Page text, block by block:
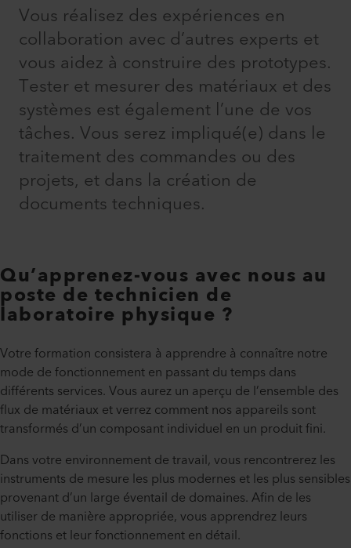
Vous réalisez des expériences en
collaboration avec d’autres experts et
vous aidez à construire des prototypes.
Tester et mesurer des matériaux et des
systèmes est également l’une de vos
tâches. Vous serez impliqué(e) dans le
traitement des commandes ou des
projets, et dans la création de
documents techniques.
Qu’apprenez-vous avec nous au
poste de technicien de
laboratoire physique ?
Votre formation consistera à apprendre à connaître notre
mode de fonctionnement en passant du temps dans
différents services. Vous aurez un aperçu de l’ensemble des
flux de matériaux et verrez comment nos appareils sont
transformés d’un composant individuel en un produit fini.
Dans votre environnement de travail, vous rencontrerez les
instruments de mesure les plus modernes et les plus sensibles
provenant d’un large éventail de domaines. Afin de les
utiliser de manière appropriée, vous apprendrez leurs
fonctions et leur fonctionnement en détail.